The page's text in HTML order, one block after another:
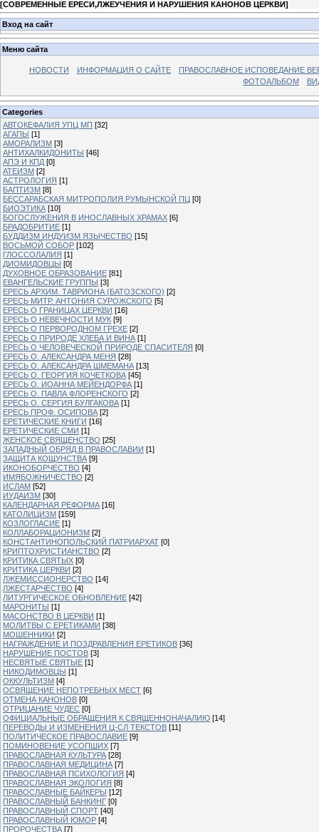
[СОВРЕМЕННЫЕ ЕРЕСИ,ЛЖЕУЧЕНИЯ И НАРУШЕНИЯ КАНОНОВ ЦЕРКВИ]
Вход на сайт
Меню сайта
НОВОСТИ ИНФОРМАЦИЯ О САЙТЕ
ПРАВОСЛАВНОЕ ИСПОВЕДАНИЕ
ФОТОАЛЬБОМ
Categories
АВТОКЕФАЛИЯ УПЦ МП [32]
АГАПЫ [1]
АМОРАЛИЗМ [3]
АНТИХАЛКИДОНИТЫ [46]
АПЭ И КПД [0]
АТЕИЗМ [2]
АСТРОЛОГИЯ [1]
БАПТИЗМ [8]
БЕССАРАБСКАЯ МИТРОПОЛИЯ РУМЫНСКОЙ ПЦ [0]
БИОЭТИКА [10]
БОГОСЛУЖЕНИЯ В ИНОСЛАВНЫХ ХРАМАХ [6]
БРАДОБРИТИЕ [1]
БУДДИЗМ ИНДУИЗМ ЯЗЫЧЕСТВО [15]
ВОСЬМОЙ СОБОР [102]
ГЛОССОЛАЛИЯ [1]
ДИОМИДОВЦЫ [0]
ДУХОВНОЕ ОБРАЗОВАНИЕ [81]
ЕВАНГЕЛЬСКИЕ ГРУППЫ [3]
ЕРЕСЬ АРХИМ. ТАВРИОНА (БАТОЗСКОГО) [2]
ЕРЕСЬ МИТР. АНТОНИЯ СУРОЖСКОГО [5]
ЕРЕСЬ О ГРАНИЦАХ ЦЕРКВИ [16]
ЕРЕСЬ О НЕВЕЧНОСТИ МУК [9]
ЕРЕСЬ О ПЕРВОРОДНОМ ГРЕХЕ [2]
ЕРЕСЬ О ПРИРОДЕ ХЛЕБА И ВИНА [1]
ЕРЕСЬ О ЧЕЛОВЕЧЕСКОЙ ПРИРОДЕ СПАСИТЕЛЯ [0]
ЕРЕСЬ О. АЛЕКСАНДРА МЕНЯ [28]
ЕРЕСЬ О. АЛЕКСАНДРА ШМЕМАНА [13]
ЕРЕСЬ О. ГЕОРГИЯ КОЧЕТКОВА [45]
ЕРЕСЬ О. ИОАННА МЕЙЕНДОРФА [1]
ЕРЕСЬ О. ПАВЛА ФЛОРЕНСКОГО [2]
ЕРЕСЬ О. СЕРГИЯ БУЛГАКОВА [1]
ЕРЕСЬ ПРОФ. ОСИПОВА [2]
ЕРЕТИЧЕСКИЕ КНИГИ [16]
ЕРЕТИЧЕСКИЕ СМИ [1]
ЖЕНСКОЕ СВЯЩЕНСТВО [25]
ЗАПАДНЫЙ ОБРЯД В ПРАВОСЛАВИИ [1]
ЗАЩИТА КОЩУНСТВА [9]
ИКОНОБОРЧЕСТВО [4]
ИМЯБОЖНИЧЕСТВО [2]
ИСЛАМ [52]
ИУДАИЗМ [30]
КАЛЕНДАРНАЯ РЕФОРМА [16]
КАТОЛИЦИЗМ [159]
КОЗЛОГЛАСИЕ [1]
КОЛЛАБОРАЦИОНИЗМ [2]
КОНСТАНТИНОПОЛЬСКИЙ ПАТРИАРХАТ [0]
КРИПТОХРИСТИАНСТВО [2]
КРИТИКА СВЯТЫХ [0]
КРИТИКА ЦЕРКВИ [2]
ЛЖЕМИССИОНЕРСТВО [14]
ЛЖЕСТАРЧЕСТВО [4]
ЛИТУРГИЧЕСКОЕ ОБНОВЛЕНИЕ [42]
МАРОНИТЫ [1]
МАСОНСТВО В ЦЕРКВИ [1]
МОЛИТВЫ С ЕРЕТИКАМИ [38]
МОШЕННИКИ [2]
НАГРАЖДЕНИЕ И ПОЗДРАВЛЕНИЯ ЕРЕТИКОВ [36]
НАРУШЕНИЕ ПОСТОВ [3]
НЕСВЯТЫЕ СВЯТЫЕ [1]
НИКОДИМОВЦЫ [1]
ОККУЛЬТИЗМ [4]
ОСВЯЩЕНИЕ НЕПОТРЕБНЫХ МЕСТ [6]
ОТМЕНА КАНОНОВ [0]
ОТРИЦАНИЕ ЧУДЕС [0]
ОФИЦИАЛЬНЫЕ ОБРАЩЕНИЯ К СВЯЩЕННОНАЧАЛИЮ [14]
ПЕРЕВОДЫ И ИЗМЕНЕНИЯ Ц-СЛ ТЕКСТОВ [11]
ПОЛИТИЧЕСКОЕ ПРАВОСЛАВИЕ [9]
ПОМИНОВЕНИЕ УСОПШИХ [7]
ПРАВОСЛАВНАЯ КУЛЬТУРА [28]
ПРАВОСЛАВНАЯ МЕДИЦИНА [7]
ПРАВОСЛАВНАЯ ПСИХОЛОГИЯ [4]
ПРАВОСЛАВНАЯ ЭКОЛОГИЯ [8]
ПРАВОСЛАВНЫЕ БАЙКЕРЫ [12]
ПРАВОСЛАВНЫЙ БАНКИНГ [0]
ПРАВОСЛАВНЫЙ СПОРТ [40]
ПРАВОСЛАВНЫЙ ЮМОР [4]
ПРОРОЧЕСТВА [7]